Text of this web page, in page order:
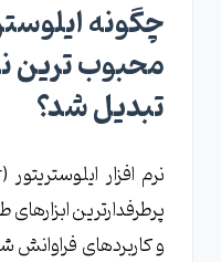
چگونه
محبوب ترین
تبدیل شد؟
پرطرفدارترین
و کاربردهای فراوانش